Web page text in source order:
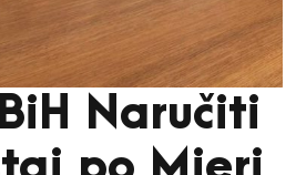
Naručiti